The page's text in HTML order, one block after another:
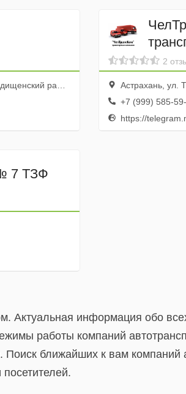
Промышленная улица, 10
2
Астрахань, ул.
+7 (999) 585-59-
https://
7 ТЗФ
Актуальная информация обо
работы компаний
ближайших к вам компаний